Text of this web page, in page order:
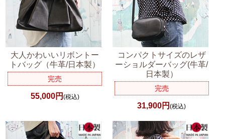
大人かわいいリボントー
トバッグ（牛革/日本製）
完売
55,000円 (税込)
コンパクトサイズのレザ
ーショルダーバッグ(牛革/
日本製）
完売
31,900円(税込)